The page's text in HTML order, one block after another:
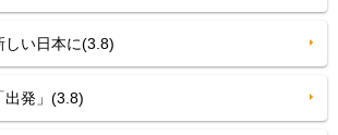
い日本に(3.8)
発」(3.8)